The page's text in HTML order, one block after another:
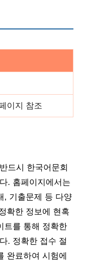
이지 참조
드시 한국어문회
. 홈페이지에서는
, 기출문제 등 다양
확한 정보에 현혹
트를 통해 정확한
. 정확한 접수 절
완료하여 시험에